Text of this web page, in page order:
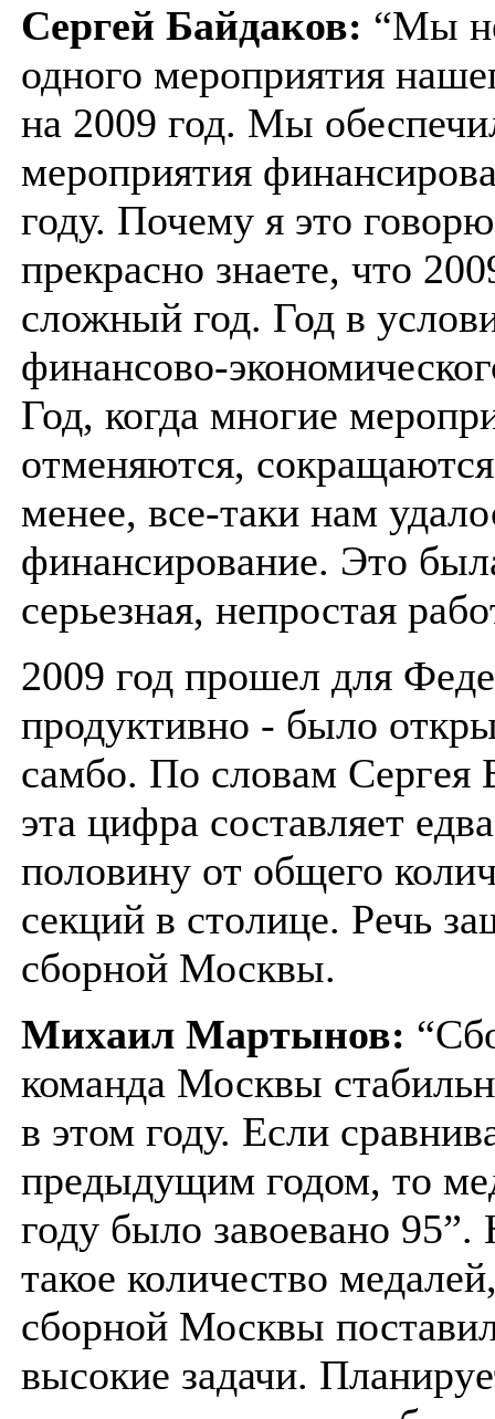
Сергей Байдаков: “Мы
одного мероприятия
на 2009 год. Мы
мероприятия
году. Почему я это
прекрасно знаете, что
сложный год. Год в
финансово-
Год, когда многие
отменяются,
менее, все-таки нам
финансирование. Это
серьезная, непростая
2009 год прошел для
продуктивно - было
самбо. По словам Сергея
эта цифра составляет
половину от общего
секций в столице. Речь
сборной Москвы.
Михаил Мартынов:
команда Москвы
в этом году. Если
предыдущим годом, то
году было завоевано 95”.
такое количество
сборной Москвы
высокие задачи.